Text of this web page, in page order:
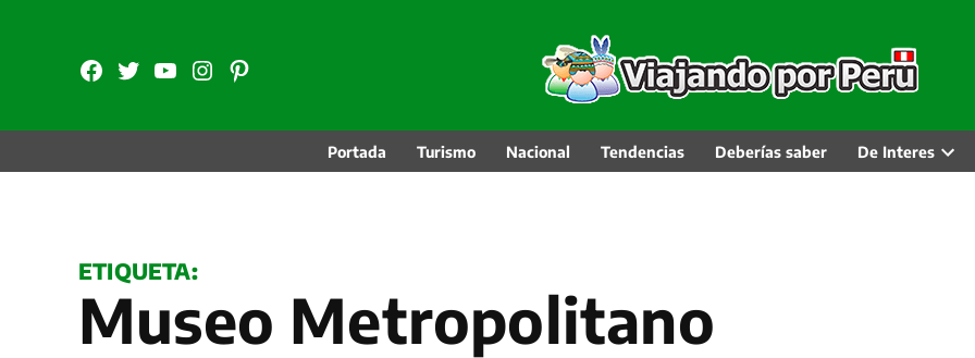
contenidoFB TW YouTubeInstagram
Pinterest
Portada Turismo Nacional Tendencias Deberías saber De Interes
ETIQUETA:
Museo Metropolitano